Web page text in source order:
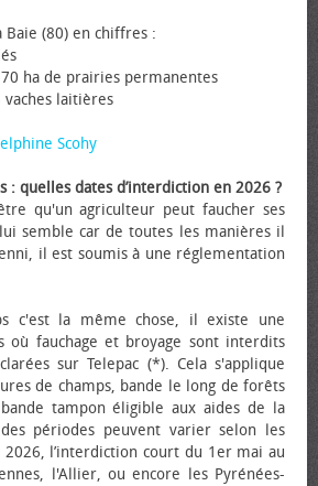
Baie (80) en chiffres :
ha de prairies permanentes
laitières
Scohy
: quelles dates d’interdiction en 2026 ?
qu'un agriculteur peut faucher ses
semble car de toutes les manières il
il est soumis à une réglementation
c'est la même chose, il existe une
où fauchage et broyage sont interdits
sur Telepac (*). Cela s'applique
de champs, bande le long de forêts
tampon éligible aux aides de la
périodes peuvent varier selon les
l’interdiction court du 1er mai au
l'Allier, ou encore les Pyrénées-